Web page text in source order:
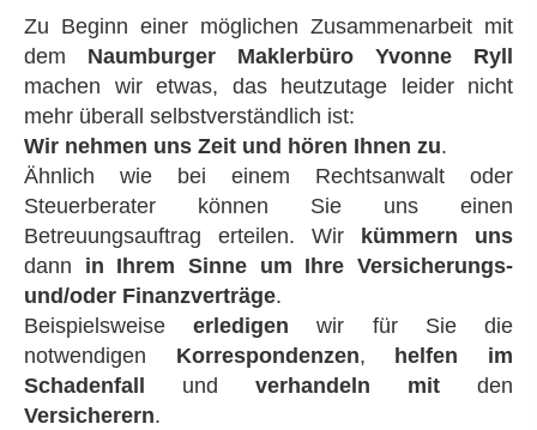
Zu Beginn einer möglichen Zusammenarbeit mit
dem Naumburger Maklerbüro Yvonne Ryll
machen wir etwas, das heutzutage leider nicht
mehr überall selbstverständlich ist:
Wir nehmen uns Zeit und hören Ihnen zu.
Ähnlich wie bei einem Rechtsanwalt oder
Steuerberater können Sie uns einen
Betreuungsauftrag erteilen. Wir
kümmern uns
dann in Ihrem Sinne um Ihre Versicherungs-
und/oder Finanzverträge.
Beispielsweise erledigen wir für Sie die
notwendigen Korrespondenzen,
helfen im
Schadenfall
und verhandeln mit den
Versicherern.